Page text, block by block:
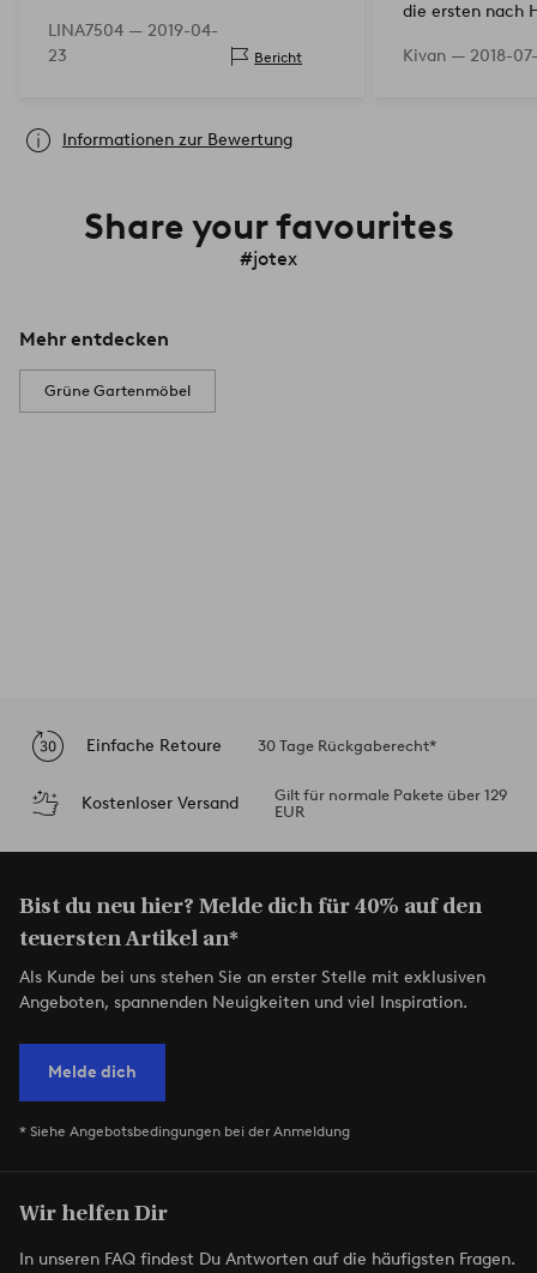
draufgezogen, damit sie etwas
weicher werden. Passt so gut auf die
LINA7504 — 2019-04-
23
Bericht
die ersten nach
dem Balkon
Kivan — 2018-
Informationen zur Bewertung
Share your favourites
#jotex
Mehr entdecken
Grüne Gartenmöbel
Einfache Retoure 30 Tage Rückgaberecht*
Kostenloser Versand
Gilt für normale Pakete über 129
EUR
Bist du neu hier? Melde dich für 40% auf den
teuersten Artikel an*
Als Kunde bei uns stehen Sie an erster Stelle mit exklusiven
Angeboten, spannenden Neuigkeiten und viel Inspiration.
Melde dich
* Siehe Angebotsbedingungen bei der Anmeldung
Wir helfen Dir
In unseren FAQ findest Du Antworten auf die häufigsten Fragen.